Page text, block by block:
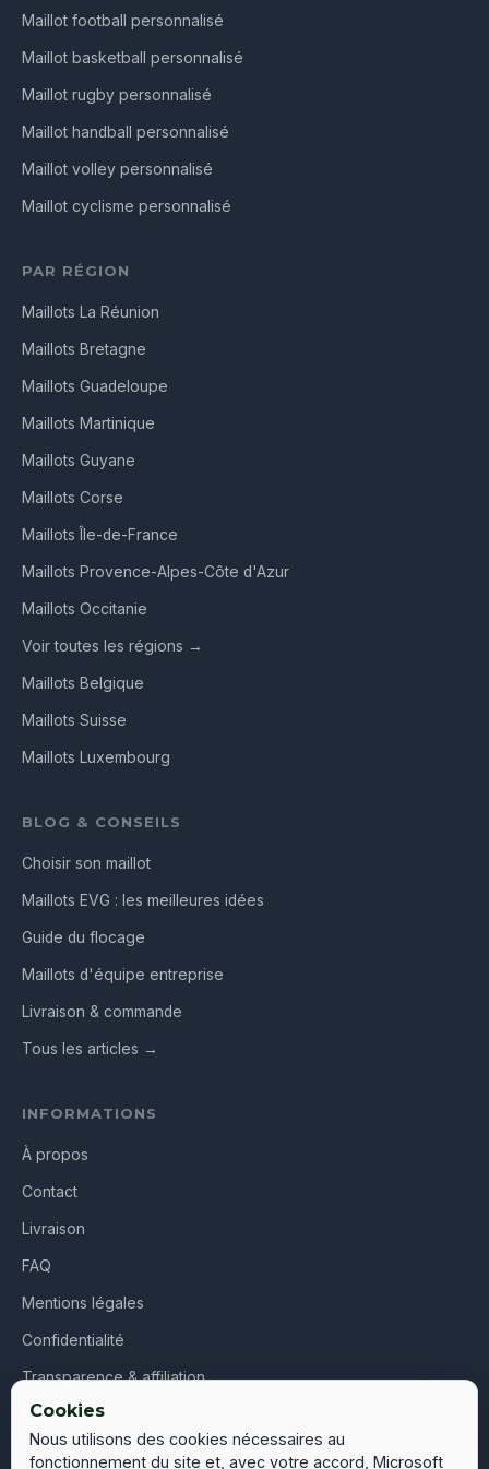
Maillot football personnalisé
Maillot basketball personnalisé
Maillot rugby personnalisé
Maillot handball personnalisé
Maillot volley personnalisé
Maillot cyclisme personnalisé
PAR RÉGION
Maillots La Réunion
Maillots Bretagne
Maillots Guadeloupe
Maillots Martinique
Maillots Guyane
Maillots Corse
Maillots Île-de-France
Maillots Provence-Alpes-Côte d'Azur
Maillots Occitanie
Voir toutes les régions →
Maillots Belgique
Maillots Suisse
Maillots Luxembourg
BLOG & CONSEILS
Choisir son maillot
Maillots EVG : les meilleures idées
Guide du flocage
Maillots d'équipe entreprise
Livraison & commande
Tous les articles →
INFORMATIONS
À propos
Contact
Livraison
FAQ
Mentions légales
Confidentialité
Transparence & affiliation
CGV
Cookies
Nous utilisons des cookies nécessaires au
fonctionnement du site et, avec votre accord, Microsoft